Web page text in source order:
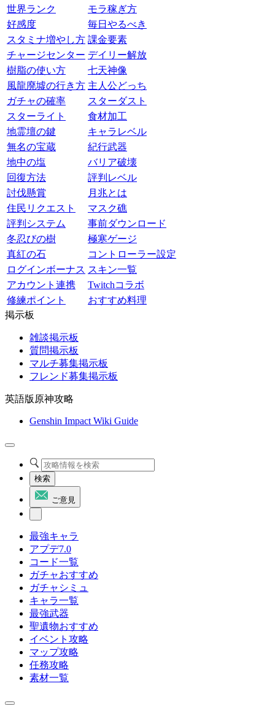
世界ランク
モラ稼ぎ方
好感度
毎日やるべき
スタミナ増やし方 課金要素
チャージセンター デイリー解放
樹脂の使い方
七天神像
風龍廃墟の行き方 主人公どっち
ガチャの確率
スターダスト
スターライト
食材加工
地霊壇の鍵
キャラレベル
無名の宝蔵
紀行武器
地中の塩
バリア破壊
回復方法
評判レベル
討伐懸賞
月兆とは
住民リクエスト
マスク礁
評判システム
事前ダウンロード
冬忍びの樹
極寒ゲージ
真紅の石
コントローラー設定
ログインボーナス スキン一覧
アカウント連携
Twitchコラボ
修練ポイント
おすすめ料理
掲示板
雑談掲示板
質問掲示板
マルチ募集掲示板
フレンド募集掲示板
英語版原神攻略
Genshin Impact Wiki Guide
検索
ご意見
最強キャラ
アプデ7.0
コード一覧
ガチャおすすめ
ガチャシミュ
キャラ一覧
最強武器
聖遺物おすすめ
イベント攻略
マップ攻略
任務攻略
素材一覧